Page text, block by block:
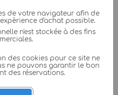
de votre navigateur afin de
d'achat possible.
n'est stockée à des fins
des cookies pour ce site ne
ne pouvons garantir le bon
des réservations.